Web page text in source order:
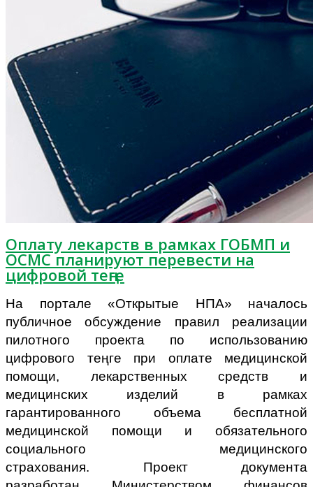
Оплату лекарств в рамках ГОБМП и
ОСМС планируют перевести на
цифровой теңге
На портале «Открытые НПА» началось
публичное обсуждение правил реализации
пилотного проекта по использованию
цифрового теңге при оплате медицинской
помощи, лекарственных средств и
медицинских изделий в рамках
гарантированного объема бесплатной
медицинской помощи и обязательного
социального медицинского
страхования. Проект документа